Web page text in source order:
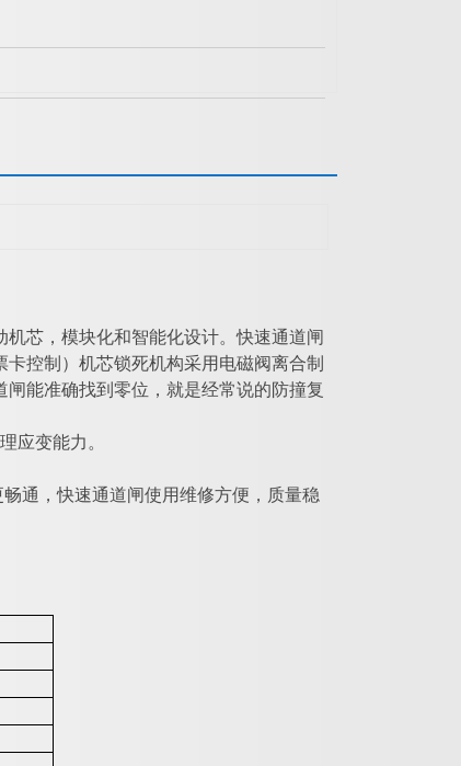
芯，模块化和智能化设计。快速通道闸
控制）机芯锁死机构采用电磁阀离合制
能准确找到零位，就是经常说的防撞复
应变能力。
通，快速通道闸使用维修方便，质量稳